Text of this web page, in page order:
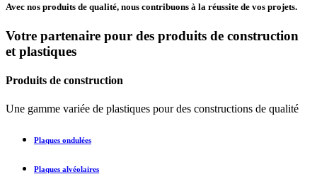
Avec nos produits de qualité, nous contribuons à la réussite de vos projets.
Votre partenaire pour des produits de construction
et plastiques
Produits de construction
Une gamme variée de plastiques pour des constructions de qualité
Plaques ondulées
Plaques alvéolaires